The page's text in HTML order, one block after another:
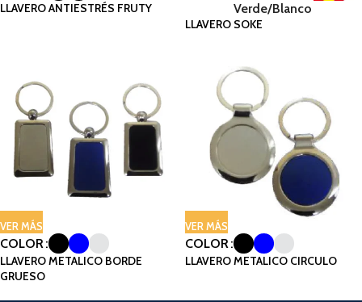
LLAVERO ANTIESTRÉS FRUTY
Verde/Blanco
LLAVERO SOKE
VER MÁS
COLOR
LLAVERO METALICO BORDE
GRUESO
VER MÁS
COLOR
LLAVERO METALICO CIRCULO